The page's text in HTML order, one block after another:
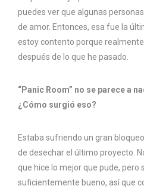
puedes ver que algunas
de amor. Entonces, esa fue la
estoy contento porque
después de lo que he pasado.
“Panic Room” no se parece a
¿Cómo surgió eso?
Estaba sufriendo un gran
de desechar el último proyecto.
que hice lo mejor que pude, pero
suficientemente bueno, así que